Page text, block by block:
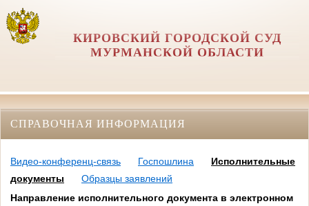
КИРОВСКИЙ ГОРОДСКОЙ СУД
МУРМАНСКОЙ ОБЛАСТИ
СПРАВОЧНАЯ ИНФОРМАЦИЯ
Видео-конференц-связь Госпошлина
Исполнительные
документы
Образцы заявлений
Направление исполнительного документа в электронном